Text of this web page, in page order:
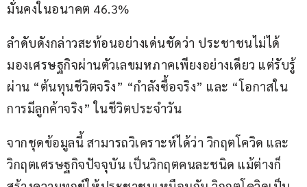
มั่นคงในอนาคต 46.3%
ลำดับดังกล่าวสะท้อนอย่างเด่นชัดว่า ประชาชนไม่ได้
มองเศรษฐกิจผ่านตัวเลขมหภาคเพียงอย่างเดียว แต่รับรู้
ผ่าน “ต้นทุนชีวิตจริง” “กำลังซื้อจริง” และ “โอกาสใน
การมีลูกค้าจริง” ในชีวิตประจำวัน
จากชุดข้อมูลนี้ สามารถวิเคราะห์ได้ว่า วิกฤตโควิด และ
วิกฤตเศรษฐกิจปัจจุบัน เป็นวิกฤตคนละชนิด แม้ต่างก็